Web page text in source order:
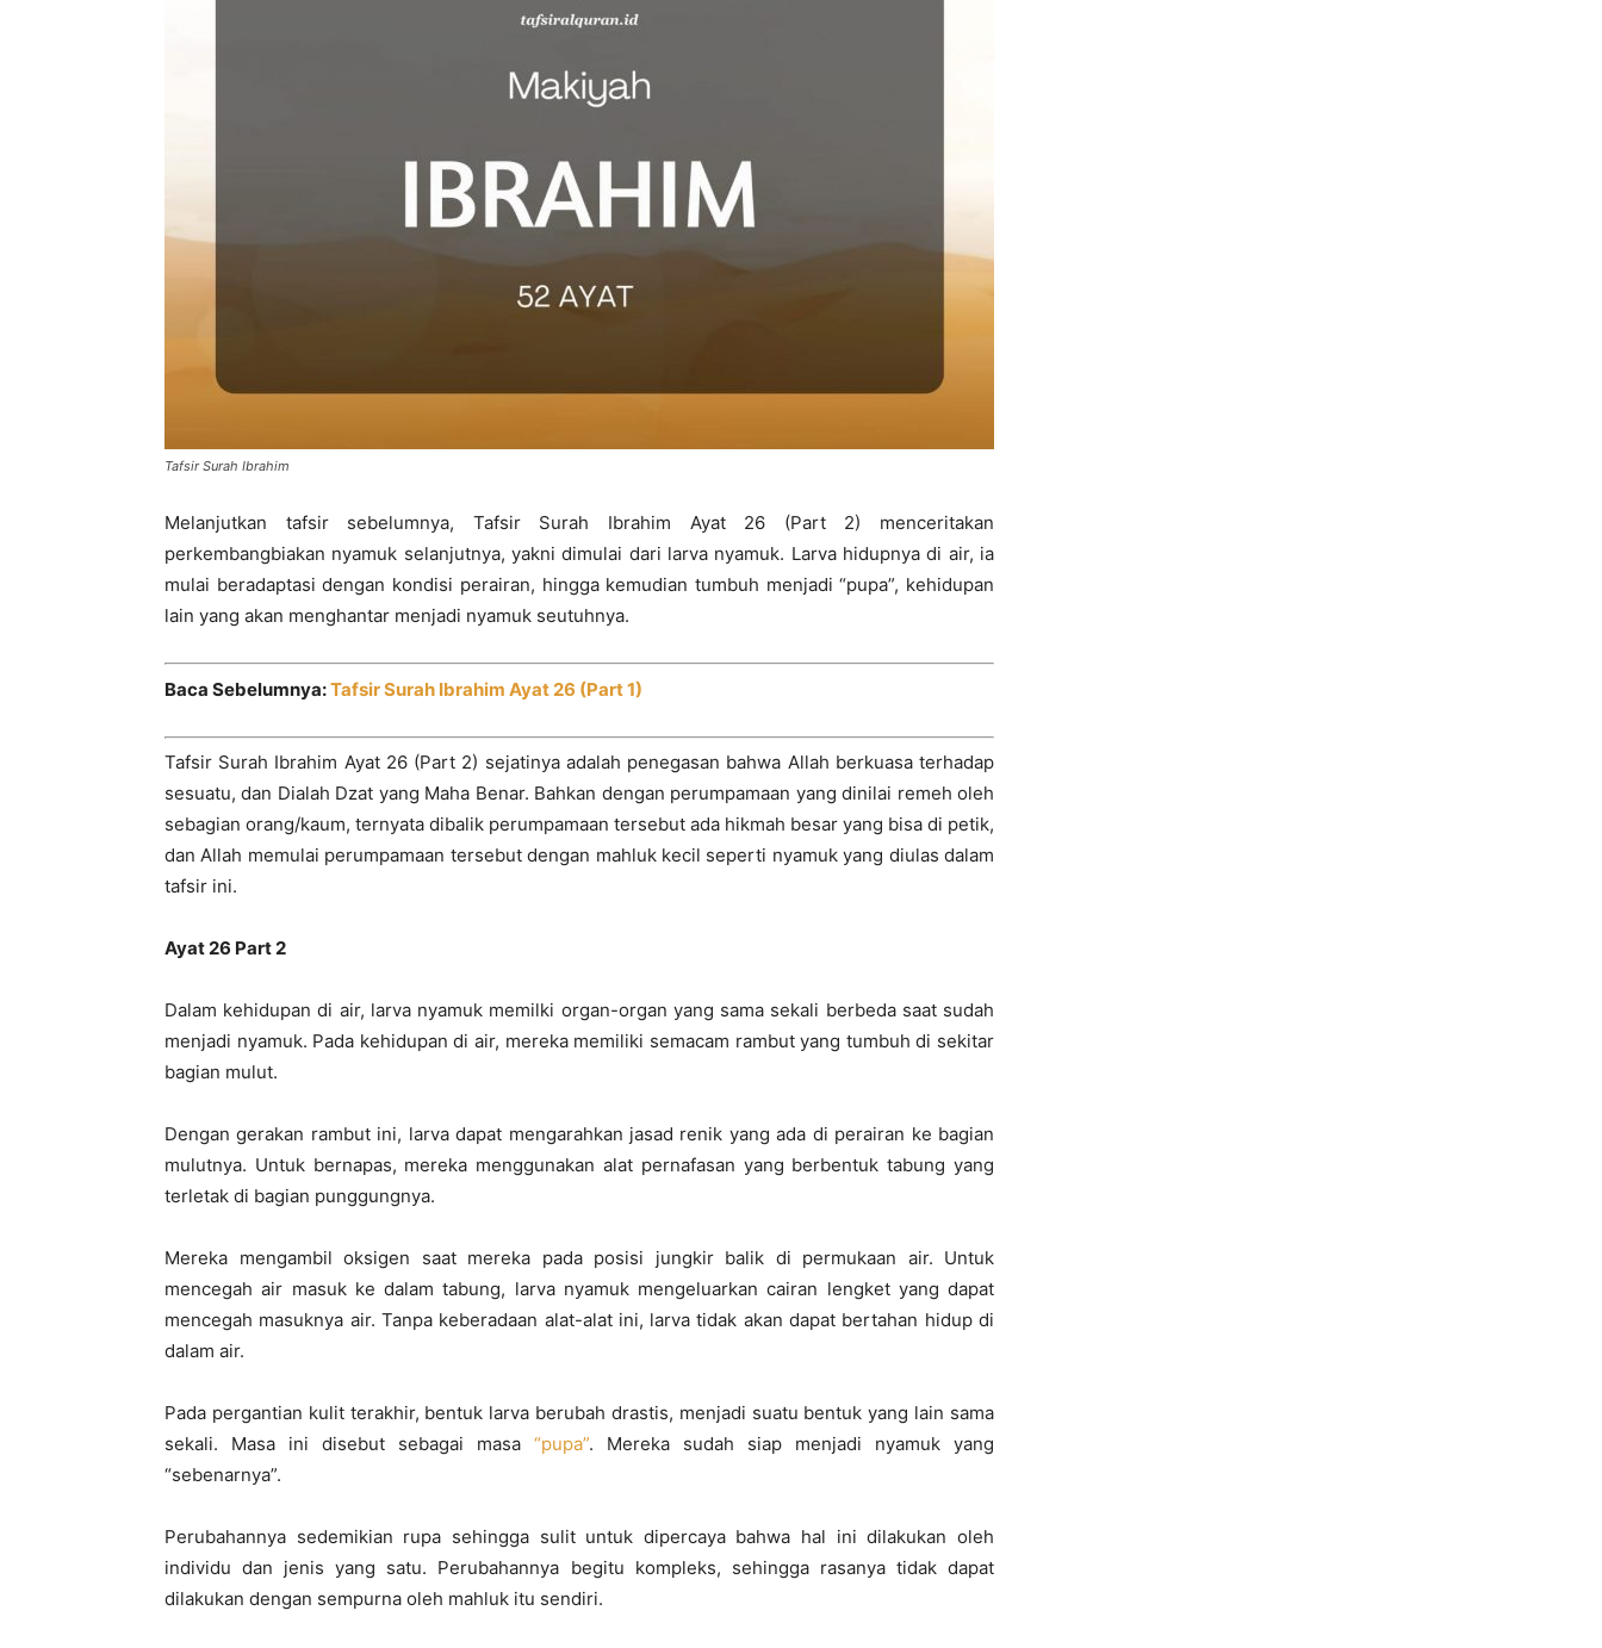
Tafsir Surah Ibrahim
Melanjutkan tafsir sebelumnya, Tafsir Surah Ibrahim Ayat 26 (Part 2) menceritakan
perkembangbiakan nyamuk selanjutnya, yakni dimulai dari larva nyamuk. Larva hidupnya di air, ia
mulai beradaptasi dengan kondisi perairan, hingga kemudian tumbuh menjadi “pupa”, kehidupan
lain yang akan menghantar menjadi nyamuk seutuhnya.
Baca Sebelumnya:Tafsir Surah Ibrahim Ayat 26 (Part 1)
Tafsir Surah Ibrahim Ayat 26 (Part 2) sejatinya adalah penegasan bahwa Allah berkuasa terhadap
sesuatu, dan Dialah Dzat yang Maha Benar. Bahkan dengan perumpamaan yang dinilai remeh oleh
sebagian orang/kaum, ternyata dibalik perumpamaan tersebut ada hikmah besar yang bisa di petik,
dan Allah memulai perumpamaan tersebut dengan mahluk kecil seperti nyamuk yang diulas dalam
tafsir ini.
Ayat 26 Part 2
Dalam kehidupan di air, larva nyamuk memilki organ-organ yang sama sekali berbeda saat sudah
menjadi nyamuk. Pada kehidupan di air, mereka memiliki semacam rambut yang tumbuh di sekitar
bagian mulut.
Dengan gerakan rambut ini, larva dapat mengarahkan jasad renik yang ada di perairan ke bagian
mulutnya. Untuk bernapas, mereka menggunakan alat pernafasan yang berbentuk tabung yang
terletak di bagian punggungnya.
Mereka mengambil oksigen saat mereka pada posisi jungkir balik di permukaan air. Untuk
mencegah air masuk ke dalam tabung, larva nyamuk mengeluarkan cairan lengket yang dapat
mencegah masuknya air. Tanpa keberadaan alat-alat ini, larva tidak akan dapat bertahan hidup di
dalam air.
Pada pergantian kulit terakhir, bentuk larva berubah drastis, menjadi suatu bentuk yang lain sama
sekali. Masa ini disebut sebagai masa “pupa”. Mereka sudah siap menjadi nyamuk yang
“sebenarnya”.
Perubahannya sedemikian rupa sehingga sulit untuk dipercaya bahwa hal ini dilakukan oleh
individu dan jenis yang satu. Perubahannya begitu kompleks, sehingga rasanya tidak dapat
dilakukan dengan sempurna oleh mahluk itu sendiri.